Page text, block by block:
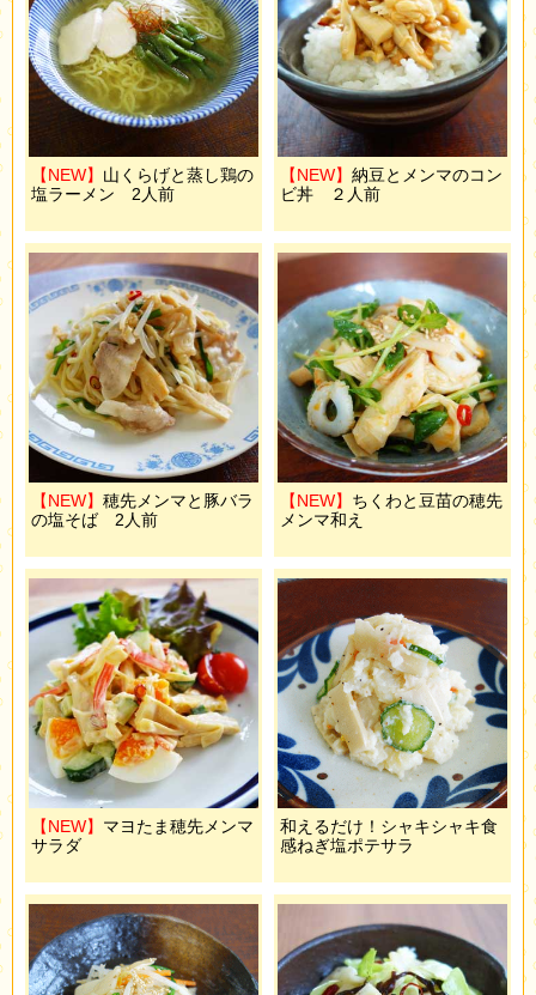
【NEW】 山くらげと蒸し鶏の
塩ラーメン 2人前
【NEW】 納豆とメンマのコン
ビ丼 ２人前
【NEW】 穂先メンマと豚バラ
の塩そば 2人前
【NEW】 ちくわと豆苗の穂先
メンマ和え
【NEW】 マヨたま穂先メンマ
サラダ
和えるだけ！シャキシャキ食
感ねぎ塩ポテサラ